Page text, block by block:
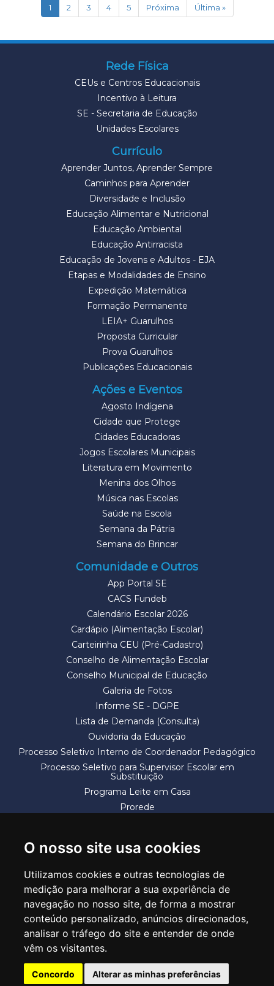
O nosso site usa cookies
Utilizamos cookies e outras tecnologias de
medição para melhorar a sua experiência de
navegação no nosso site, de forma a mostrar
conteúdo personalizado, anúncios direcionados,
analisar o tráfego do site e entender de onde
vêm os visitantes.
Concordo Alterar as minhas preferências
1(current)
2 3 4 5 Próxima Última »
Rede Física
CEUs e Centros Educacionais
Incentivo à Leitura
SE - Secretaria de Educação
Unidades Escolares
Currículo
Aprender Juntos, Aprender Sempre
Caminhos para Aprender
Diversidade e Inclusão
Educação Alimentar e Nutricional
Educação Ambiental
Educação Antirracista
Educação de Jovens e Adultos - EJA
Etapas e Modalidades de Ensino
Expedição Matemática
Formação Permanente
LEIA+ Guarulhos
Proposta Curricular
Prova Guarulhos
Publicações Educacionais
Ações e Eventos
Agosto Indígena
Cidade que Protege
Cidades Educadoras
Jogos Escolares Municipais
Literatura em Movimento
Menina dos Olhos
Música nas Escolas
Saúde na Escola
Semana da Pátria
Semana do Brincar
Comunidade e Outros
App Portal SE
CACS Fundeb
Calendário Escolar 2026
Cardápio (Alimentação Escolar)
Carteirinha CEU (Pré-Cadastro)
Conselho de Alimentação Escolar
Conselho Municipal de Educação
Galeria de Fotos
Informe SE - DGPE
Lista de Demanda (Consulta)
Ouvidoria da Educação
Processo Seletivo Interno de Coordenador Pedagógico
Processo Seletivo para Supervisor Escolar em
Substituição
Programa Leite em Casa
Prorede
SECRETARIA DE EDUCAÇÃO
Rua Claudino Barbosa, 313 - Macedo - Guarulhos/SP CEP 07113-040
Central de Atendimento: *55 11 2475-7300